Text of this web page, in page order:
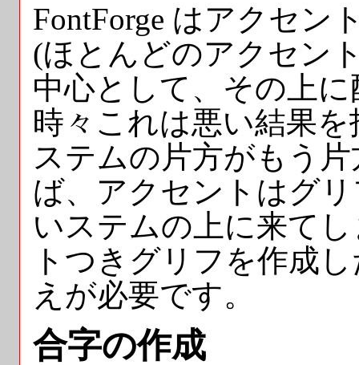
FontForge はアクセン
(ほとんどのアクセン
中心として、その上
時々これは悪い結果
ステムの片方がもう
ば、アクセントはグ
いステムの上に来て
トつきグリフを作成
えが必要です。
合字の作成